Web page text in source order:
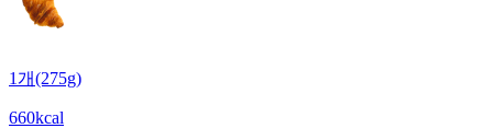
1개(275g)
660kcal